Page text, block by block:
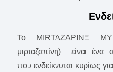
To MIRTAZAPINE
μιρταζαπίνη) είναι ένα
που ενδείκνυται κυρίως